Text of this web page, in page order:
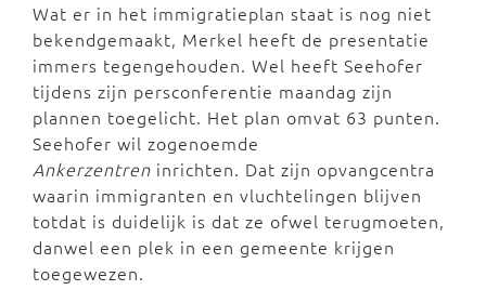
Wat er in het immigratieplan staat is nog niet
bekendgemaakt, Merkel heeft de presentatie
immers tegengehouden. Wel heeft Seehofer
tijdens zijn persconferentie maandag zijn
plannen toegelicht. Het plan omvat 63 punten.
Seehofer wil zogenoemde
Ankerzentren inrichten. Dat zijn opvangcentra
waarin immigranten en vluchtelingen blijven
totdat is duidelijk is dat ze ofwel terugmoeten,
danwel een plek in een gemeente krijgen
toegewezen.